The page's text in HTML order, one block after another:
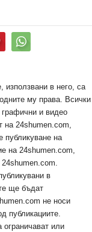
използвани в него, са
му права. Всички
графични и видео
на 24shumen.com,
публикуване на
на 24shumen.com,
в
ще бъдат
не носи
публикациите.
ограничават или